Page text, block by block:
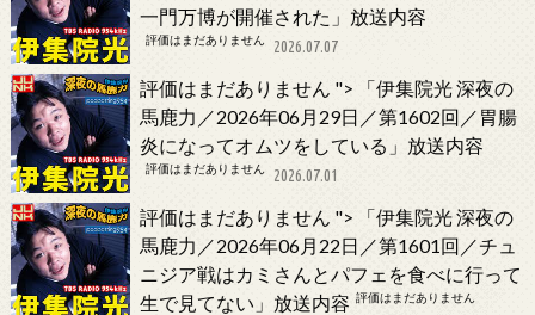
一門万博が開催された」放送内容
評価はまだありません 2026.07.07
評価はまだありません ">
「伊集院光 深夜の
馬鹿力／2026年06月29日／第1602回／胃腸
炎になってオムツをしている」放送内容
評価はまだありません 2026.07.01
評価はまだありません ">
「伊集院光 深夜の
馬鹿力／2026年06月22日／第1601回／チュ
ニジア戦はカミさんとパフェを食べに行って
生で見てない」放送内容 評価はまだありません